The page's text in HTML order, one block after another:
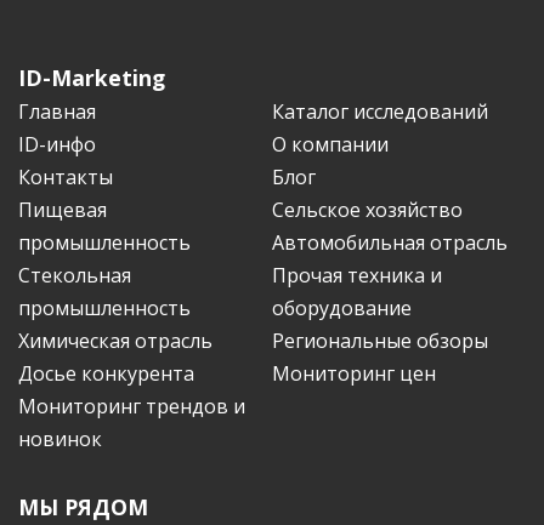
ID-Marketing
Главная
Каталог исследований
ID-инфо
О компании
Контакты
Блог
Пищевая
промышленность
Сельское хозяйство
Автомобильная отрасль
Стекольная
промышленность
Прочая техника и
оборудование
Химическая отрасль
Региональные обзоры
Досье конкурента
Мониторинг цен
Мониторинг трендов и
новинок
МЫ РЯДОМ